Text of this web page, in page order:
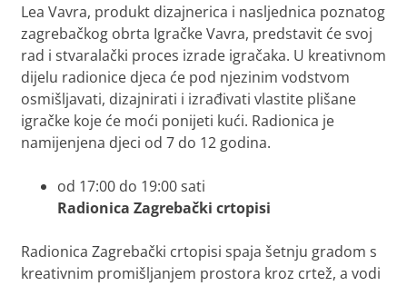
Lea Vavra, produkt dizajnerica i nasljednica poznatog
zagrebačkog obrta Igračke Vavra, predstavit će svoj
rad i stvaralački proces izrade igračaka. U kreativnom
dijelu radionice djeca će pod njezinim vodstvom
osmišljavati, dizajnirati i izrađivati vlastite plišane
igračke koje će moći ponijeti kući. Radionica je
namijenjena djeci od 7 do 12 godina.
od 17:00 do 19:00 sati
Radionica Zagrebački crtopisi
Radionica Zagrebački crtopisi spaja šetnju gradom s
kreativnim promišljanjem prostora kroz crtež, a vodi